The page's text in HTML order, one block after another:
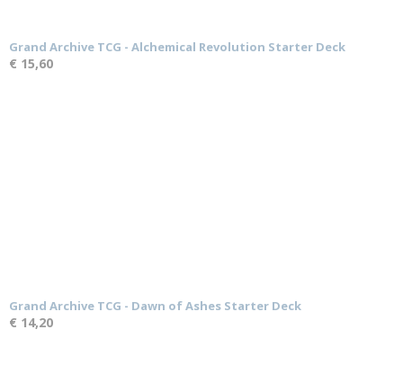
Grand Archive TCG - Alchemical Revolution Starter Deck
€ 15,60
Grand Archive TCG - Dawn of Ashes Starter Deck
€ 14,20